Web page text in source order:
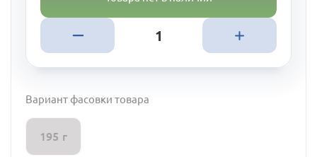
Вариант фасовки товара
195 г